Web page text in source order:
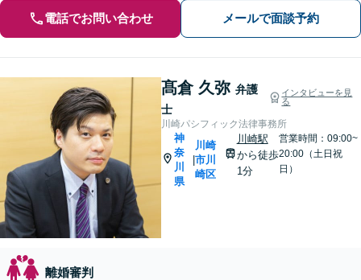
電話でお問い合わせ メールで面談予約
髙倉 久弥 弁護
士
インタビューを見
る
川崎パシフィック法律事務所
神
奈
川
県
|
川崎
市川
崎区
川崎駅
から徒歩
1分
営業時間：09:00~
20:00（土日祝
日）
離婚審判